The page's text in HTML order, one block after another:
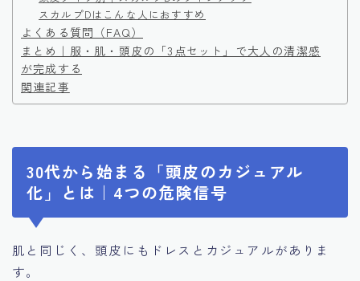
スカルプDはこんな人におすすめ
よくある質問（FAQ）
まとめ｜服・肌・頭皮の「3点セット」で大人の清潔感
が完成する
関連記事
30代から始まる「頭皮のカジュアル
化」とは｜4つの危険信号
肌と同じく、頭皮にもドレスとカジュアルがありま
す。